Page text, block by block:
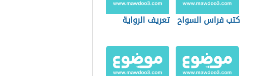
كتب فراس السواح تعريف الرواية